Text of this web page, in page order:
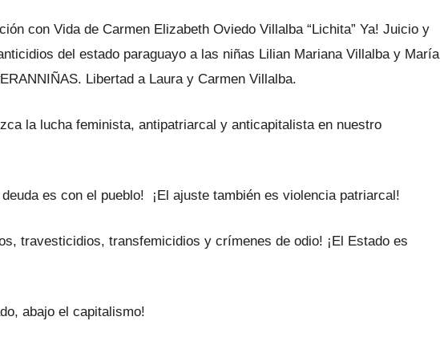
con Vida de Carmen Elizabeth Oviedo Villalba “Lichita” Ya! Juicio y
del estado paraguayo a las niñas Lilian Mariana Villalba y María
Libertad a Laura y Carmen Villalba.
la lucha feminista, antipatriarcal y anticapitalista en nuestro
deuda es con el pueblo! ¡El ajuste también es violencia patriarcal!
travesticidios, transfemicidios y crímenes de odio! ¡El Estado es
abajo el capitalismo!